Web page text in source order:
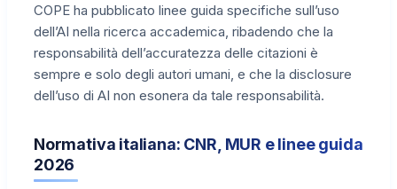
COPE ha pubblicato linee guida specifiche sull’uso
dell’AI nella ricerca accademica, ribadendo che la
responsabilità dell’accuratezza delle citazioni è
sempre e solo degli autori umani, e che la disclosure
dell’uso di AI non esonera da tale responsabilità.
Normativa italiana: CNR, MUR e linee guida
2026